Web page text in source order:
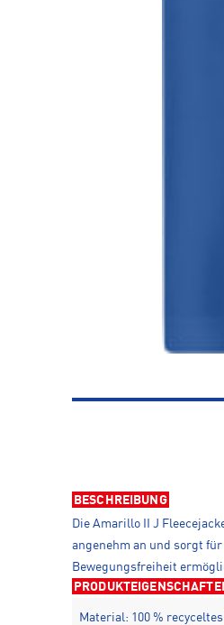
BESCHREIBUNG
Die Amarillo II J
angenehm an und sorgt
Bewegungsfreiheit
Material: 100 %